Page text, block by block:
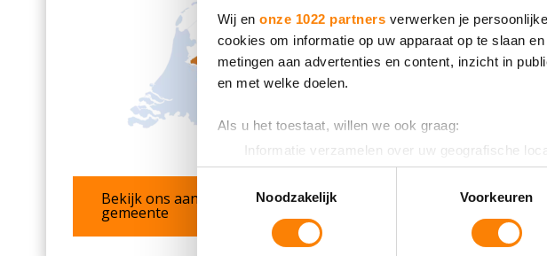
Wij en onze 1022 partners verwerken je
cookies om informatie op uw apparaat op te slaan
metingen aan advertenties en content, inzicht in
en met welke doelen.
Als u het toestaat, willen we ook graag:
Informatie verzamelen over uw geografische
Uw apparaat identificeren door het actief te
Lees meer over hoe uw persoonlijke gegevens
toestemming op elk moment wijzigen of intrekken in
Toestemmingsselectie
Noodzakelijk
Voorkeuren
Bekijk ons aanbod per
gemeente
Neem
Voor meer
verder!